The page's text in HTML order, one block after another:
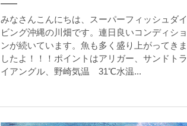
みなさんこんにちは、スーパーフィッシュダイ
ビング沖縄の川畑です。連日良いコンディショ
ンが続いています。魚も多く盛り上がってきま
したよ！！！ポイントはアリガー、サンドトラ
イアングル、野崎気温 31℃水温...